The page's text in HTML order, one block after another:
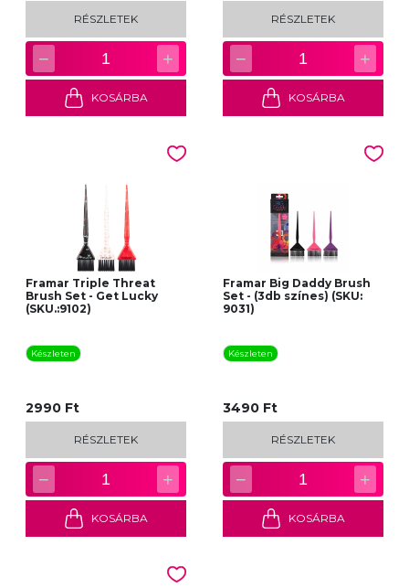
RÉSZLETEK
− 1 +
KOSÁRBA
RÉSZLETEK
− 1 +
KOSÁRBA
Framar Triple Threat
Brush Set - Get Lucky
(SKU.:9102)
Készleten
2990 Ft
RÉSZLETEK
− 1 +
KOSÁRBA
Framar Big Daddy Brush
Set - (3db színes) (SKU:
9031)
Készleten
3490 Ft
RÉSZLETEK
− 1 +
KOSÁRBA